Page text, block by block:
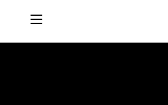
NAVIGATION